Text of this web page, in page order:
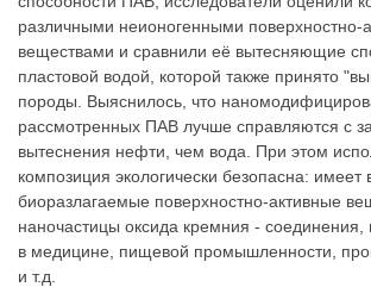
различными неионогенными поверхностно-
веществами и сравнили её вытесняющие
пластовой водой, которой также принято
породы. Выяснилось, что
рассмотренных ПАВ лучше справляются с
вытеснения нефти, чем вода. При этом
композиция экологически безопасна: имеет
биоразлагаемые поверхностно-активные
наночастицы оксида кремния -
в медицине, пищевой промышленности,
и т.д.